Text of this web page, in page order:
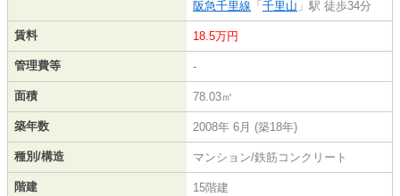
阪急千里線 「 千里山 」駅 徒歩34分
賃料 18.5万円
管理費等 -
面積 78.03㎡
築年数 2008年 6月 (築18年)
種別/構造 マンション/鉄筋コンクリート
階建 15階建